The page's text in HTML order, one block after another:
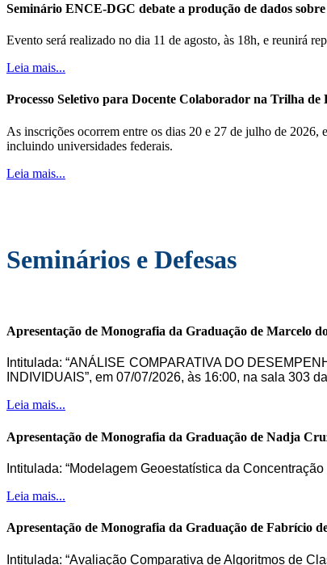
Seminário ENCE-DGC debate a produção de dados
Evento será realizado no dia 11 de agosto, às 18h, e reunirá
Leia mais...
Processo Seletivo para Docente Colaborador na Trilha
As inscrições ocorrem entre os dias 20 e 27 de julho de 2026,
incluindo universidades federais.
Leia mais...
Seminários e Defesas
Apresentação de Monografia da Graduação de Marcelo
Intitulada: “ANÁLISE COMPARATIVA DO
INDIVIDUAIS”, em 07/07/2026, às 16:00, na sala 303
Leia mais...
Apresentação de Monografia da Graduação de Nadja
Intitulada: “Modelagem Geoestatística da
Leia mais...
Apresentação de Monografia da Graduação de Fabrício
Intitulada: “Avaliação Comparativa de Algoritmos de